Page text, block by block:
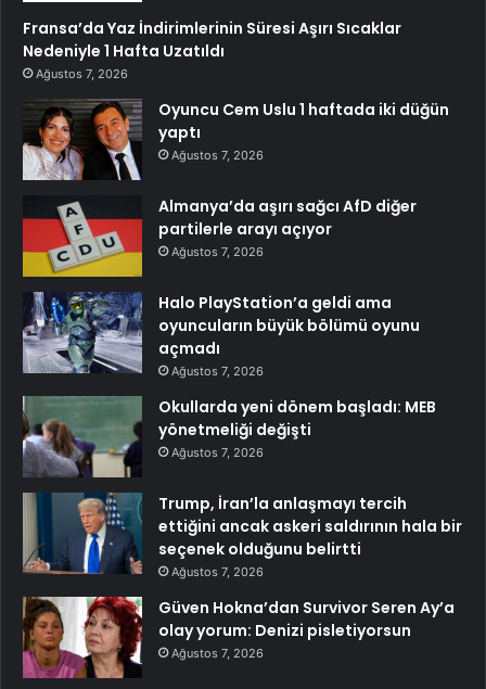
Fransa’da Yaz İndirimlerinin Süresi Aşırı Sıcaklar
Nedeniyle 1 Hafta Uzatıldı
Ağustos 7, 2026
Oyuncu Cem Uslu 1 haftada iki düğün
yaptı
Ağustos 7, 2026
Almanya’da aşırı sağcı AfD diğer
partilerle arayı açıyor
Ağustos 7, 2026
Halo PlayStation’a geldi ama
oyuncuların büyük bölümü oyunu
açmadı
Ağustos 7, 2026
Okullarda yeni dönem başladı: MEB
yönetmeliği değişti
Ağustos 7, 2026
Trump, İran’la anlaşmayı tercih
ettiğini ancak askeri saldırının hala bir
seçenek olduğunu belirtti
Ağustos 7, 2026
Güven Hokna’dan Survivor Seren Ay’a
olay yorum: Denizi pisletiyorsun
Ağustos 7, 2026